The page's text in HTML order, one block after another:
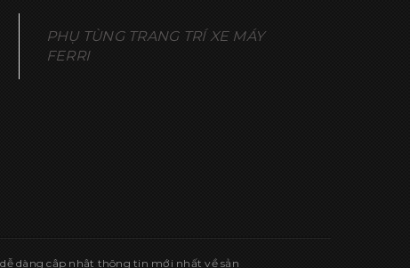
PHỤ TÙNG TRANG TRÍ XE MÁY
FERRI
dàng cập nhật thông tin mới nhất về sản